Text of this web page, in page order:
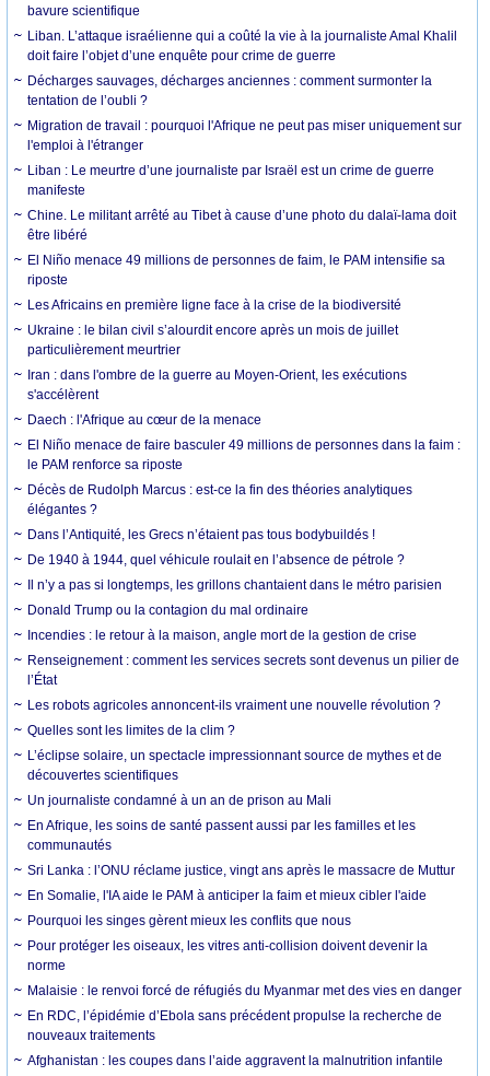
bavure scientifique
Liban. L’attaque israélienne qui a coûté la vie à la journaliste Amal Khalil
doit faire l’objet d’une enquête pour crime de guerre
Décharges sauvages, décharges anciennes : comment surmonter la
tentation de l’oubli ?
Migration de travail : pourquoi l'Afrique ne peut pas miser uniquement sur
l'emploi à l'étranger
Liban : Le meurtre d’une journaliste par Israël est un crime de guerre
manifeste
Chine. Le militant arrêté au Tibet à cause d’une photo du dalaï-lama doit
être libéré
El Niño menace 49 millions de personnes de faim, le PAM intensifie sa
riposte
Les Africains en première ligne face à la crise de la biodiversité
Ukraine : le bilan civil s’alourdit encore après un mois de juillet
particulièrement meurtrier
Iran : dans l'ombre de la guerre au Moyen-Orient, les exécutions
s'accélèrent
Daech : l'Afrique au cœur de la menace
El Niño menace de faire basculer 49 millions de personnes dans la faim :
le PAM renforce sa riposte
Décès de Rudolph Marcus : est-ce la fin des théories analytiques
élégantes ?
Dans l’Antiquité, les Grecs n’étaient pas tous bodybuildés !
De 1940 à 1944, quel véhicule roulait en l’absence de pétrole ?
Il n’y a pas si longtemps, les grillons chantaient dans le métro parisien
Donald Trump ou la contagion du mal ordinaire
Incendies : le retour à la maison, angle mort de la gestion de crise
Renseignement : comment les services secrets sont devenus un pilier de
l’État
Les robots agricoles annoncent-ils vraiment une nouvelle révolution ?
Quelles sont les limites de la clim ?
L’éclipse solaire, un spectacle impressionnant source de mythes et de
découvertes scientifiques
Un journaliste condamné à un an de prison au Mali
En Afrique, les soins de santé passent aussi par les familles et les
communautés
Sri Lanka : l’ONU réclame justice, vingt ans après le massacre de Muttur
En Somalie, l'IA aide le PAM à anticiper la faim et mieux cibler l'aide
Pourquoi les singes gèrent mieux les conflits que nous
Pour protéger les oiseaux, les vitres anti-collision doivent devenir la
norme
Malaisie : le renvoi forcé de réfugiés du Myanmar met des vies en danger
En RDC, l’épidémie d’Ebola sans précédent propulse la recherche de
nouveaux traitements
Afghanistan : les coupes dans l’aide aggravent la malnutrition infantile